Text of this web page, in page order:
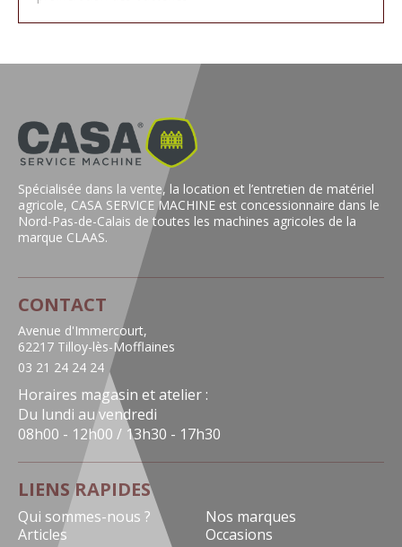
Spécialisée dans la vente, la location et l’entretien de matériel
agricole, CASA SERVICE MACHINE est concessionnaire dans le
Nord-Pas-de-Calais de toutes les machines agricoles de la
marque CLAAS.
CONTACT
Avenue d'Immercourt,
62217 Tilloy-lès-Mofflaines
03 21 24 24 24
Horaires magasin et atelier :
Du lundi au vendredi
08h00 - 12h00 / 13h30 - 17h30
LIENS RAPIDES
Qui sommes-nous ?
Nos marques
Articles
Occasions